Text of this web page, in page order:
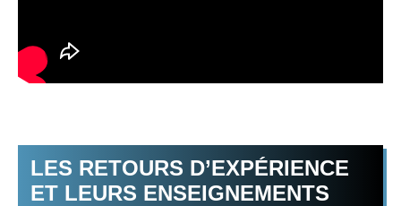
LES RETOURS D’EXPÉRIENCE
ET LEURS ENSEIGNEMENTS